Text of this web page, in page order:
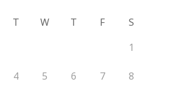
T W T F
S
1
4 5 6 7 8